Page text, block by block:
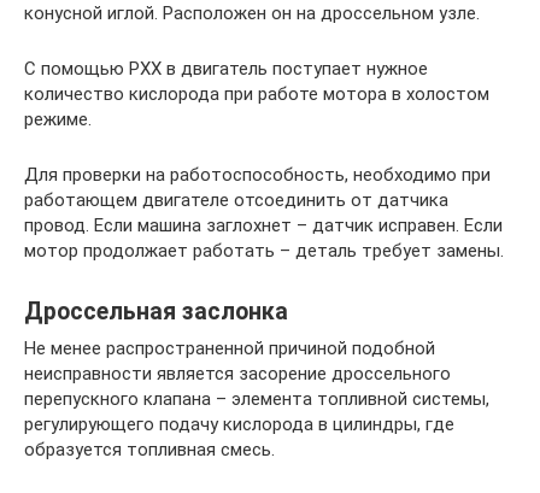
конусной иглой. Расположен он на дроссельном узле.
С помощью РХХ в двигатель поступает нужное
количество кислорода при работе мотора в холостом
режиме.
Для проверки на работоспособность, необходимо при
работающем двигателе отсоединить от датчика
провод. Если машина заглохнет – датчик исправен. Если
мотор продолжает работать – деталь требует замены.
Дроссельная заслонка
Не менее распространенной причиной подобной
неисправности является засорение дроссельного
перепускного клапана – элемента топливной системы,
регулирующего подачу кислорода в цилиндры, где
образуется топливная смесь.